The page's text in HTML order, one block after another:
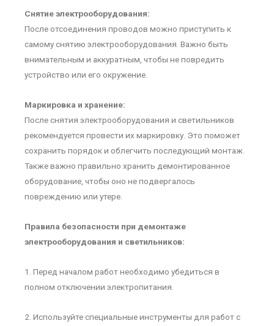
Снятие электрооборудования:
После отсоединения проводов можно приступить к
самому снятию электрооборудования. Важно быть
внимательным и аккуратным, чтобы не повредить
устройство или его окружение.
Маркировка и хранение:
После снятия электрооборудования и светильников
рекомендуется провести их маркировку. Это поможет
сохранить порядок и облегчить последующий монтаж.
Также важно правильно хранить демонтированное
оборудование, чтобы оно не подвергалось
повреждению или утере.
Правила безопасности при демонтаже
электрооборудования и светильников:
1. Перед началом работ необходимо убедиться в
полном отключении электропитания.
2. Используйте специальные инструменты для работ с